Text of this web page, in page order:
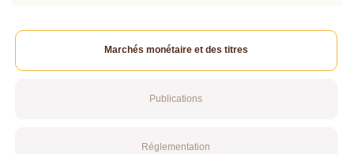
Marchés monétaire et des titres
Publications
Réglementation